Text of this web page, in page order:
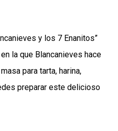
y los 7 Enanitos”
la que Blancanieves hace
para tarta, harina,
preparar este delicioso